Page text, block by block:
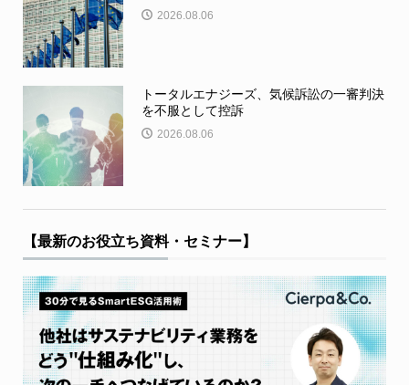
2026.08.06
トータルエナジーズ、気候訴訟の一審判決
を不服として控訴
2026.08.06
【最新のお役立ち資料・セミナー】